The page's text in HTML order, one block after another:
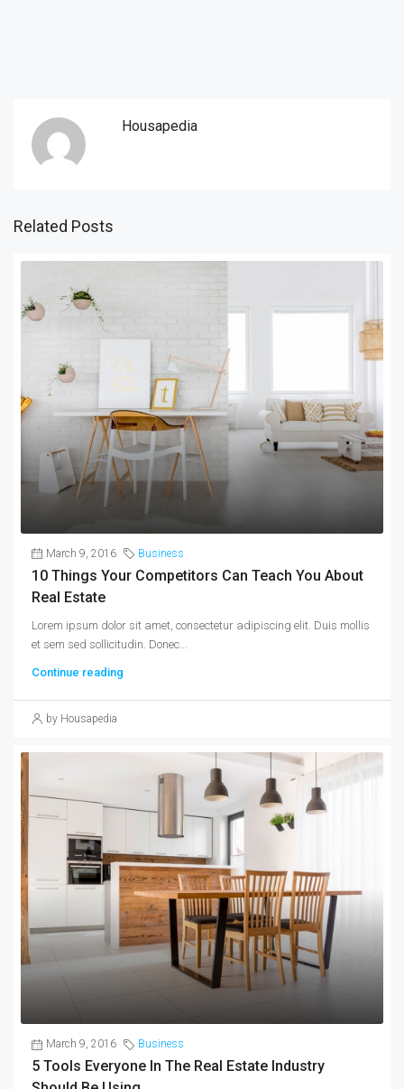
Housapedia
Related Posts
March 9, 2016 Business
10 Things Your Competitors Can Teach You About
Real Estate
Lorem ipsum dolor sit amet, consectetur adipiscing elit. Duis mollis
et sem sed sollicitudin. Donec...
Continue reading
by Housapedia
March 9, 2016 Business
5 Tools Everyone In The Real Estate Industry